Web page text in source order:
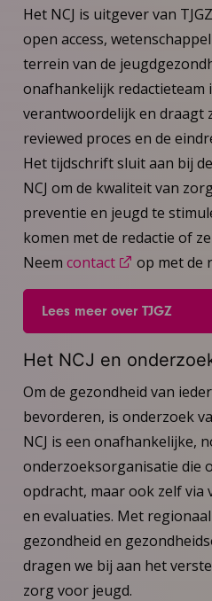
Het NCJ is uitgever van
open access,
terrein van de
onafhankelijk redactieteam
verantwoordelijk en draagt
reviewed proces en de
Het tijdschrift sluit aan bij
NCJ om de kwaliteit van
preventie en jeugd te
komen met de redactie of
Neem contact op met de
Lees meer over TJGZ
Het NCJ en
Om de gezondheid van
bevorderen, is onderzoek
NCJ is een onafhankelijke,
onderzoeksorganisatie die
opdracht, maar ook zelf
en evaluaties. Met
gezondheid en
dragen we bij aan het
zorg voor jeugd.